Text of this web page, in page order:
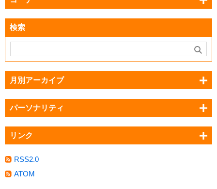
検索
月別アーカイブ
パーソナリティ
リンク
RSS2.0
ATOM